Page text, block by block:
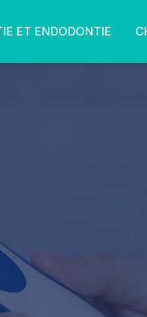
ET ENDODONTIE